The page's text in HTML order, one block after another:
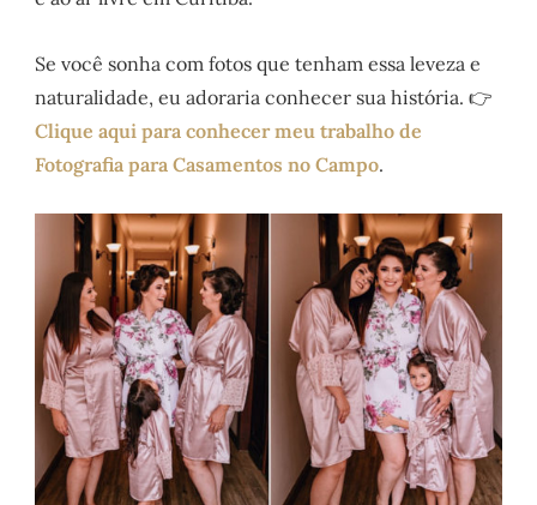
Se você sonha com fotos que tenham essa leveza e
naturalidade, eu adoraria conhecer sua história. 👉
Clique aqui para conhecer meu trabalho de
Fotografia para Casamentos no Campo.